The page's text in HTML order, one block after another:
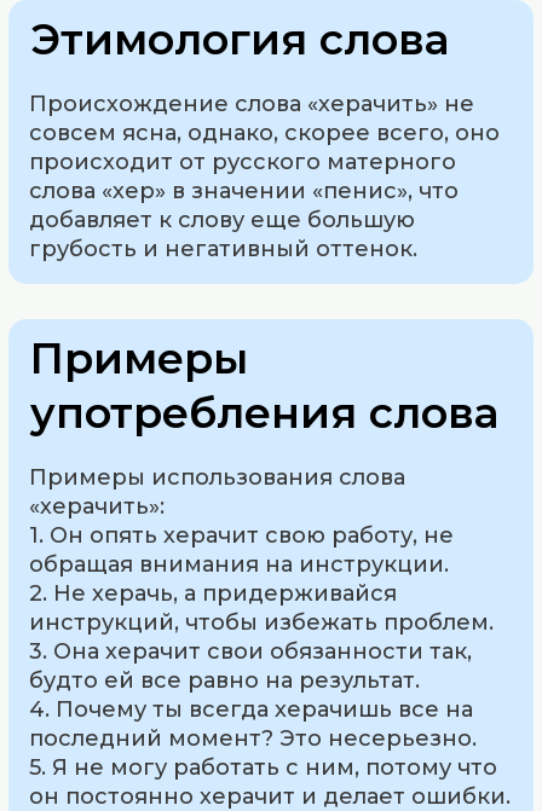
Этимология слова
Происхождение слова «херачить» не
совсем ясна, однако, скорее всего, оно
происходит от русского матерного
слова «хер» в значении «пенис», что
добавляет к слову еще большую
грубость и негативный оттенок.
Примеры
употребления слова
Примеры использования слова
«херачить»:
1. Он опять херачит свою работу, не
обращая внимания на инструкции.
2. Не херачь, а придерживайся
инструкций, чтобы избежать проблем.
3. Она херачит свои обязанности так,
будто ей все равно на результат.
4. Почему ты всегда херачишь все на
последний момент? Это несерьезно.
5. Я не могу работать с ним, потому что
он постоянно херачит и делает ошибки.